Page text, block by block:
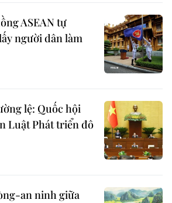
ASEAN tự
người dân làm
lệ: Quốc hội
Luật Phát triển đô
an ninh giữa